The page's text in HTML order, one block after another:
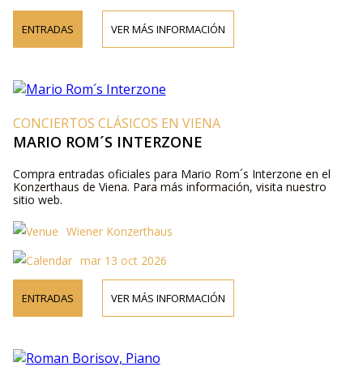
ENTRADAS VER MÁS INFORMACIÓN
CONCIERTOS CLÁSICOS EN VIENA
MARIO ROM´S INTERZONE
Compra entradas oficiales para Mario Rom´s Interzone en el
Konzerthaus de Viena. Para más información, visita nuestro
sitio web.
Wiener Konzerthaus
mar 13 oct 2026
ENTRADAS VER MÁS INFORMACIÓN